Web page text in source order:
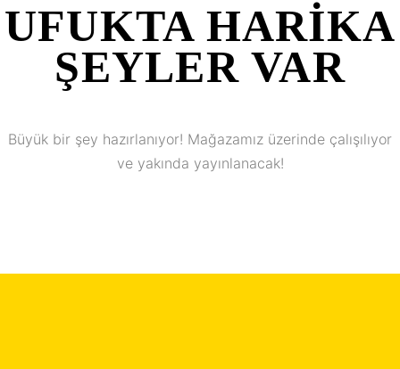
UFUKTA HARIKA
ŞEYLER VAR
Büyük bir şey hazırlanıyor! Mağazamız üzerinde çalışılıyor
ve yakında yayınlanacak!